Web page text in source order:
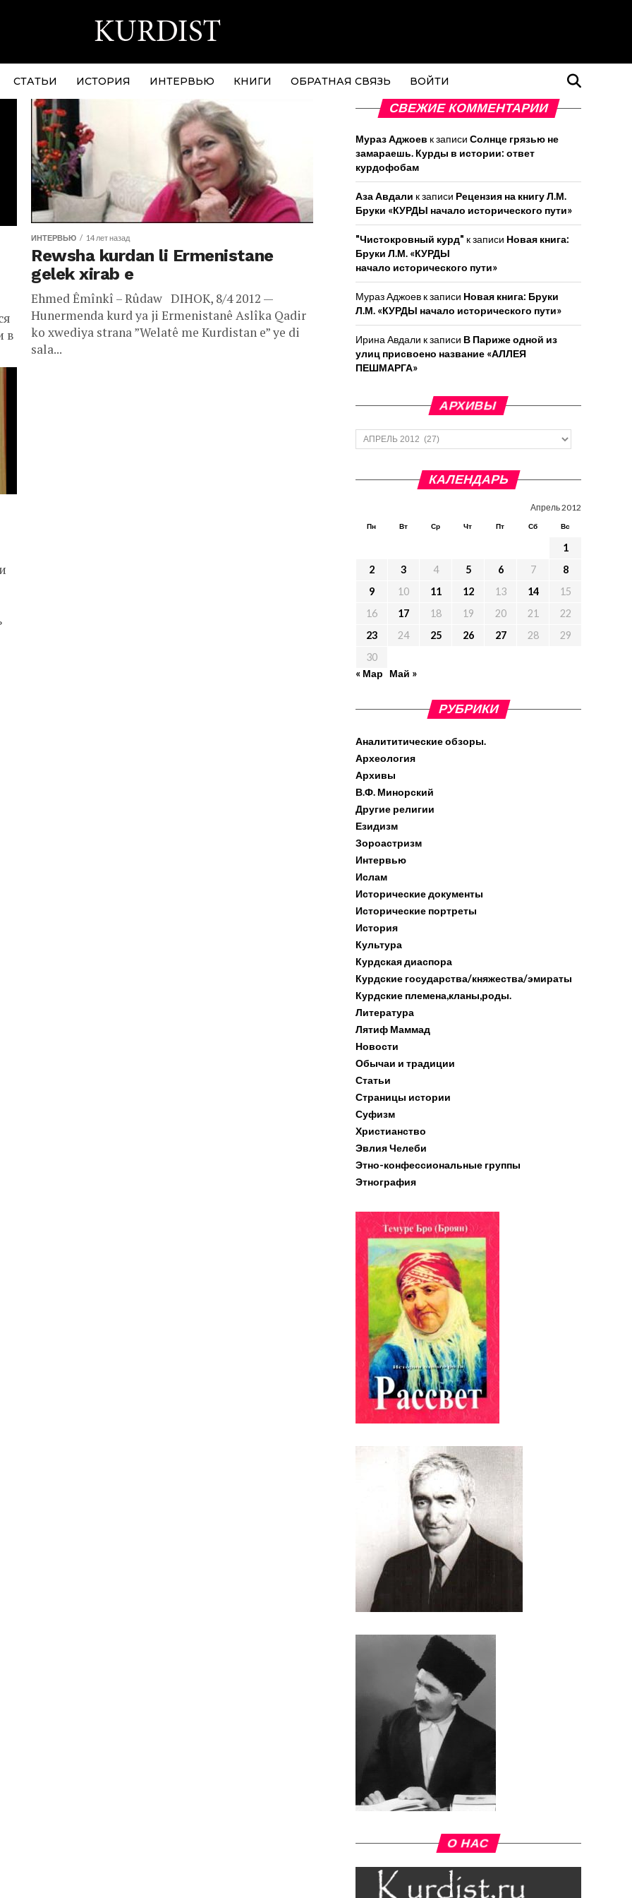
СТАТЬИ ИСТОРИЯ ИНТЕРВЬЮ КНИГИ ОБРАТНАЯ СВЯЗЬ ВОЙТИ
в
ИНТЕРВЬЮ 14 лет назад
Rewsha kurdan li Ermenistane
gelek xirab e
Ehmed Êmînkî – Rûdaw DIHOK, 8/4 2012 —
Hunermenda kurd ya ji Ermenistanê Aslîka Qadir
ko xwediya strana ”Welatê me Kurdistan e” ye di
sala...
СВЕЖИЕ КОММЕНТАРИИ
Мураз Аджоев к записи Солнце грязью не
замараешь. Курды в истории: ответ
курдофобам
Аза Авдали к записи Рецензия на книгу Л.М.
Бруки «КУРДЫ начало исторического пути»
"Чистокровный курд" к записи Новая книга:
Бруки Л.М. «КУРДЫ
начало исторического пути»
Мураз Аджоев к записи Новая книга: Бруки
Л.М. «КУРДЫ начало исторического пути»
Ирина Авдали к записи В Париже одной из
улиц присвоено название «АЛЛЕЯ
ПЕШМАРГА»
АРХИВЫ
Архивы
КАЛЕНДАРЬ
Апрель 2012
Пн Вт Ср Чт Пт Сб Вс
1
2
3 4 5 6 7
8
9
10 11 12 13 14
15
16
17 18 19 20 21
22
23
24 25 26 27 28
29
30
« Мар
Май »
РУБРИКИ
Аналититические обзоры.
Археология
Архивы
В.Ф. Минорский
Другие религии
Езидизм
Зороастризм
Интервью
Ислам
Исторические документы
Исторические портреты
История
Культура
Курдская диаспора
Курдские государства/княжества/эмираты
Курдские племена,кланы,роды.
Литература
Лятиф Маммад
Новости
Обычаи и традиции
Статьи
Страницы истории
Суфизм
Христианство
Эвлия Челеби
Этно-конфессиональные группы
Этнография
О НАС